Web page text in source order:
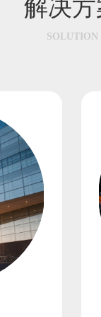
解决方
SOLUTION